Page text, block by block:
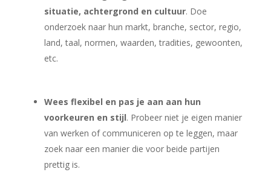
situatie, achtergrond en cultuur. Doe
onderzoek naar hun markt, branche, sector, regio,
land, taal, normen, waarden, tradities, gewoonten,
etc.
Wees flexibel en pas je aan aan hun
voorkeuren en stijl. Probeer niet je eigen manier
van werken of communiceren op te leggen, maar
zoek naar een manier die voor beide partijen
prettig is.